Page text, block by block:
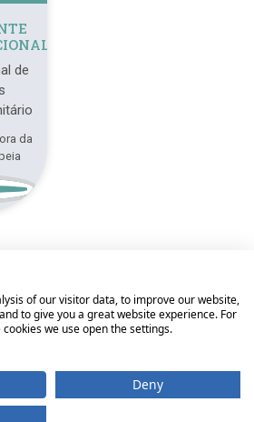
de
da
Católica Portuguesa
Comunicação Direitos do Titular
of our visitor data, to improve our website,
to give you a great website experience. For
we use open the settings.
Deny